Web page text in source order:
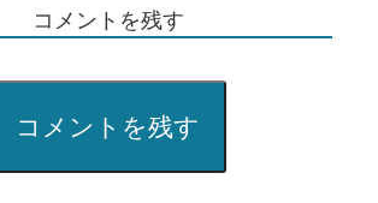
コメントを残す
コメントを残す